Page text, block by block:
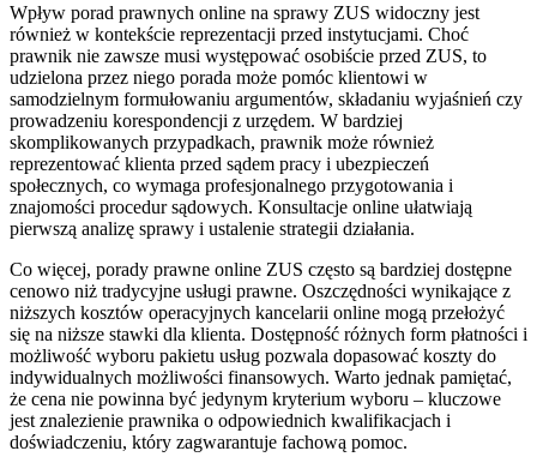
Wpływ porad prawnych online na sprawy ZUS widoczny jest
również w kontekście reprezentacji przed instytucjami. Choć
prawnik nie zawsze musi występować osobiście przed ZUS, to
udzielona przez niego porada może pomóc klientowi w
samodzielnym formułowaniu argumentów, składaniu wyjaśnień czy
prowadzeniu korespondencji z urzędem. W bardziej
skomplikowanych przypadkach, prawnik może również
reprezentować klienta przed sądem pracy i ubezpieczeń
społecznych, co wymaga profesjonalnego przygotowania i
znajomości procedur sądowych. Konsultacje online ułatwiają
pierwszą analizę sprawy i ustalenie strategii działania.
Co więcej, porady prawne online ZUS często są bardziej dostępne
cenowo niż tradycyjne usługi prawne. Oszczędności wynikające z
niższych kosztów operacyjnych kancelarii online mogą przełożyć
się na niższe stawki dla klienta. Dostępność różnych form płatności i
możliwość wyboru pakietu usług pozwala dopasować koszty do
indywidualnych możliwości finansowych. Warto jednak pamiętać,
że cena nie powinna być jedynym kryterium wyboru – kluczowe
jest znalezienie prawnika o odpowiednich kwalifikacjach i
doświadczeniu, który zagwarantuje fachową pomoc.